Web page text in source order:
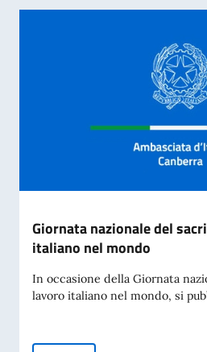
Giornata nazionale del
italiano nel mondo
In occasione della Giornata
lavoro italiano nel mondo, si